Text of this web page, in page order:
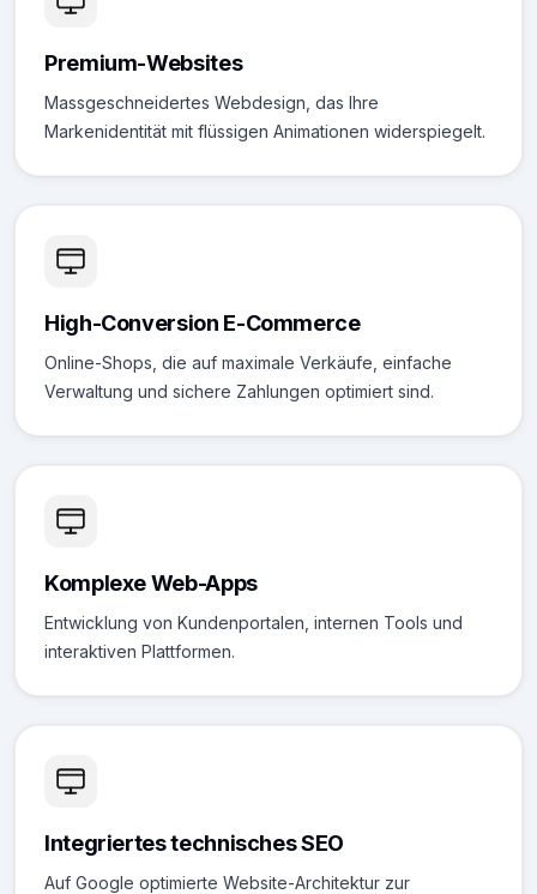
Premium-Websites
Massgeschneidertes Webdesign, das Ihre
Markenidentität mit flüssigen Animationen widerspiegelt.
High-Conversion E-Commerce
Online-Shops, die auf maximale Verkäufe, einfache
Verwaltung und sichere Zahlungen optimiert sind.
Komplexe Web-Apps
Entwicklung von Kundenportalen, internen Tools und
interaktiven Plattformen.
Integriertes technisches SEO
Auf Google optimierte Website-Architektur zur